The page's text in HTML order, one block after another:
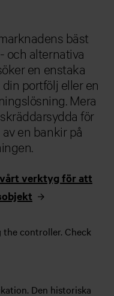
bäst
och alternativa
en enstaka
portfölj eller en
Mera
för
en bankir på
verktyg för att
controller. Check
Den historiska